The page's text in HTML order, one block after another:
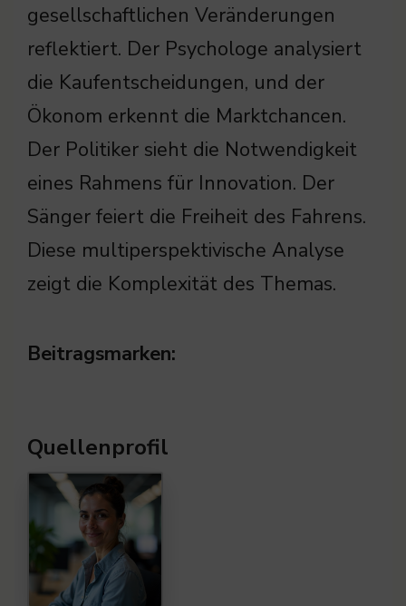
gesellschaftlichen Veränderungen
reflektiert. Der Psychologe analysiert
die Kaufentscheidungen, und der
Ökonom erkennt die Marktchancen.
Der Politiker sieht die Notwendigkeit
eines Rahmens für Innovation. Der
Sänger feiert die Freiheit des Fahrens.
Diese multiperspektivische Analyse
zeigt die Komplexität des Themas.
Beitragsmarken:
Quellenprofil